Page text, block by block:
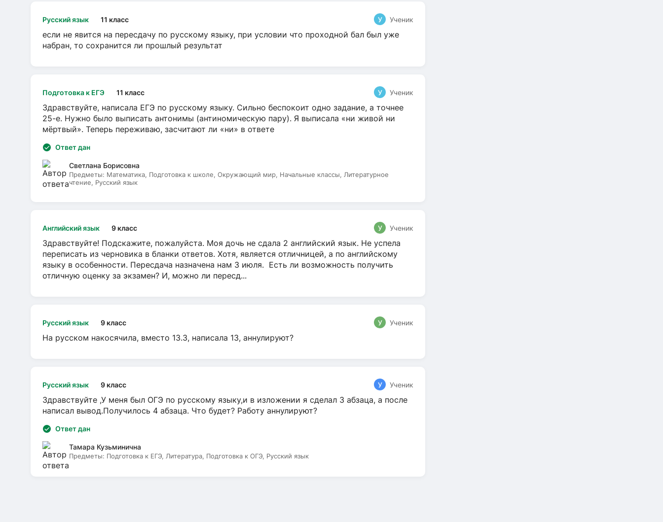
Русский язык 11 класс У Ученик
если не явится на пересдачу по русскому языку, при условии что проходной бал был уже
набран, то сохранится ли прошлый результат
Подготовка к ЕГЭ 11 класс У Ученик
Здравствуйте, написала ЕГЭ по русскому языку. Сильно беспокоит одно задание, а точнее
25-е. Нужно было выписать антонимы (антиномическую пару). Я выписала «ни живой ни
мёртвый». Теперь переживаю, засчитают ли «ни» в ответе
Ответ дан
Светлана Борисовна
Предметы: Математика, Подготовка к школе, Окружающий мир, Начальные классы, Литературное
чтение, Русский язык
Английский язык 9 класс У Ученик
Здравствуйте! Подскажите, пожалуйста. Моя дочь не сдала 2 английский язык. Не успела
переписать из черновика в бланки ответов. Хотя, является отличницей, а по английскому
языку в особенности. Пересдача назначена нам 3 июля. Есть ли возможность получить
отличную оценку за экзамен? И, можно ли пересд...
Русский язык 9 класс У Ученик
На русском накосячила, вместо 13.3, написала 13, аннулируют?
Русский язык 9 класс У Ученик
Здравствуйте ,У меня был ОГЭ по русскому языку,и в изложении я сделал 3 абзаца, а после
написал вывод.Получилось 4 абзаца. Что будет? Работу аннулируют?
Ответ дан
Тамара Кузьминична
Предметы: Подготовка к ЕГЭ, Литература, Подготовка к ОГЭ, Русский язык